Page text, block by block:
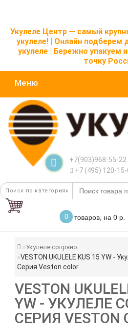
Укулеле Центр — самый
укулеле! | Онлайн подберем
укулеле | Бережно упакуем
точку
Меню
+7(903)968-55-22
+7 (495) 120-15-
0 товаров, на 0 р.
Укулеле сопрано
VESTON UKULELE KUS 15 YW -
Серия Veston color
VESTON
YW - УКУЛЕЛЕ
СЕРИЯ VESTON